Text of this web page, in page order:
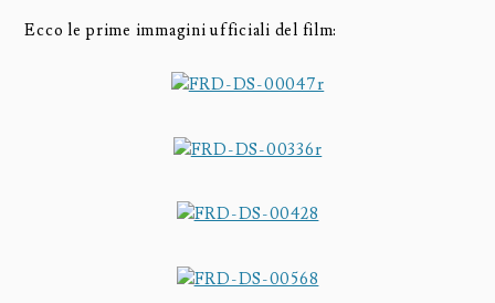
Ecco le prime immagini ufficiali del film: